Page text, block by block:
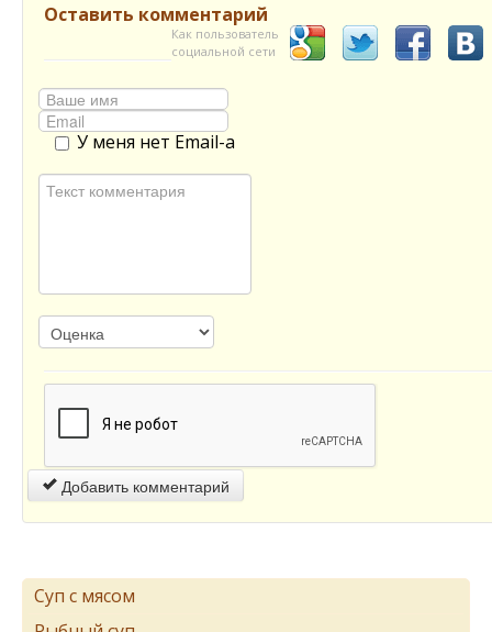
Оставить комментарий
Как пользователь
социальной сети
У меня нет Email-а
Добавить комментарий
Суп с мясом